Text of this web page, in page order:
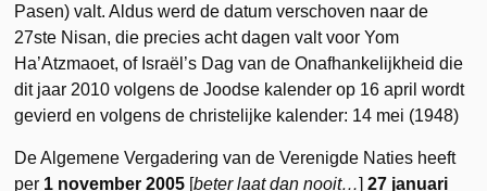
Pasen) valt. Aldus werd de datum verschoven naar de
27ste Nisan, die precies acht dagen valt voor Yom
Ha’Atzmaoet, of Israël’s Dag van de Onafhankelijkheid die
dit jaar 2010 volgens de Joodse kalender op 16 april wordt
gevierd en volgens de christelijke kalender: 14 mei (1948)
De Algemene Vergadering van de Verenigde Naties heeft
per 1 november 2005 [beter laat dan nooit…]27 januari